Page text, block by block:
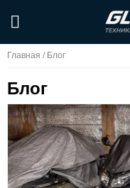
Главная / Блог
Блог